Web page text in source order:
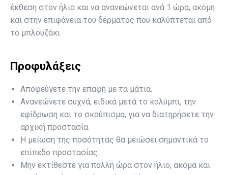
έκθεση στον ήλιο και να ανανεώνεται ανά 1 ώρα, ακόμη
και στην επιφάνεια του δέρματος που καλύπτεται από
το μπλουζάκι.
Προφυλάξεις
Αποφεύγετε την επαφή με τα μάτια.
Ανανεώνετε συχνά, ειδικά μετά το κολύμπι, την
εφίδρωση και το σκούπισμα, για να διατηρήσετε την
αρχική προστασία.
Η μείωση της ποσότητας θα μειώσει σημαντικά το
επίπεδο προστασίας.
Μην εκτίθεστε για πολλή ώρα στον ήλιο, ακόμα και